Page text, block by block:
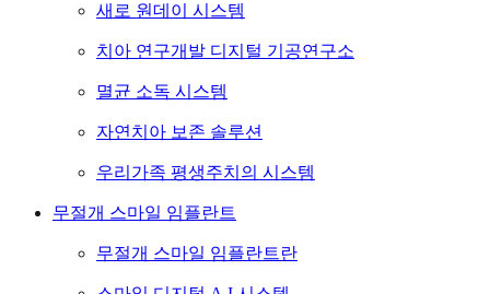
새로 원데이 시스템
치아 연구개발 디지털 기공연구소
멸균 소독 시스템
자연치아 보존 솔루션
우리가족 평생주치의 시스템
무절개 스마일 임플란트
무절개 스마일 임플란트란